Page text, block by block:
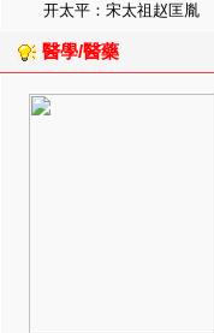
开太平：宋太祖赵匡胤
醫學/醫藥